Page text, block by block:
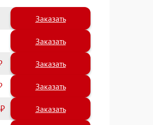
Заказать
Заказать